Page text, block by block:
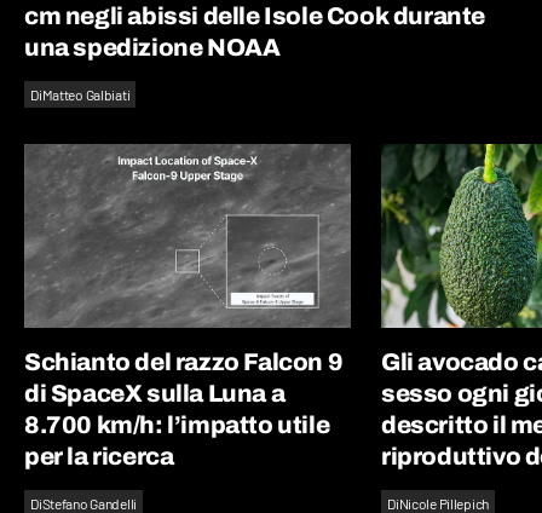
cm negli abissi delle Isole Cook durante
una spedizione NOAA
DiMatteo Galbiati
Schianto del razzo Falcon 9
di SpaceX sulla Luna a
8.700 km/h: l’impatto utile
per la ricerca
DiStefano Gandelli
Gli avocado
sesso ogni
descritto il
riproduttivo
DiNicole Pillepich